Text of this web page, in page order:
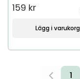
159 kr
Lägg i varukorg
1